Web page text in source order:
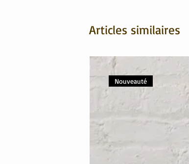
Articles similaires
Nouveauté